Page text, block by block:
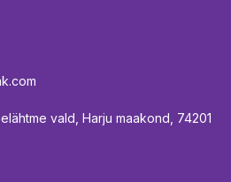
vald, Harju maakond, 74201